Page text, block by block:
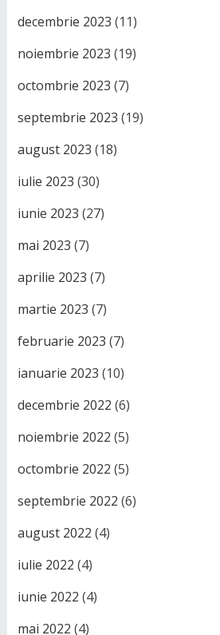
decembrie 2023 (11)
noiembrie 2023 (19)
octombrie 2023 (7)
septembrie 2023 (19)
august 2023 (18)
iulie 2023 (30)
iunie 2023 (27)
mai 2023 (7)
aprilie 2023 (7)
martie 2023 (7)
februarie 2023 (7)
ianuarie 2023 (10)
decembrie 2022 (6)
noiembrie 2022 (5)
octombrie 2022 (5)
septembrie 2022 (6)
august 2022 (4)
iulie 2022 (4)
iunie 2022 (4)
mai 2022 (4)